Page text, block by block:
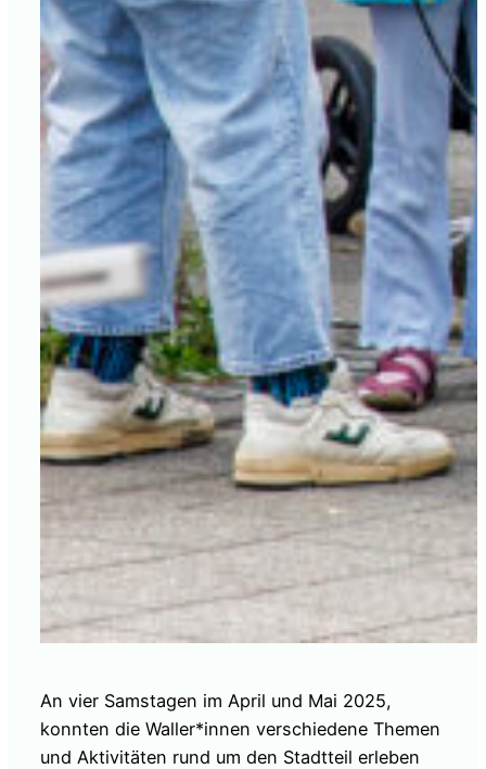
An vier Samstagen im April und Mai 2025,
konnten die Waller*innen verschiedene Themen
und Aktivitäten rund um den Stadtteil erleben